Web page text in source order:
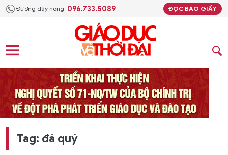
Đường dây nóng: 096.733.5089 ĐỌC BÁO GIẤY
Tag: đá quý